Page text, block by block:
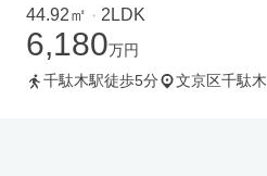
44.92㎡ ・ 2LDK
6,180万円
千駄木駅徒歩5分
文京区千駄木